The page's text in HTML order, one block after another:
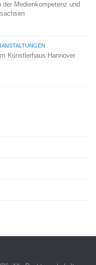
Medienkompetenz und
Künstlerhaus Hannover